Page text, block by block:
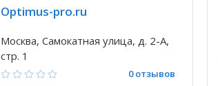
Optimus-pro.ru
Москва, Самокатная улица, д. 2-А,
стр. 1
0 отзывов